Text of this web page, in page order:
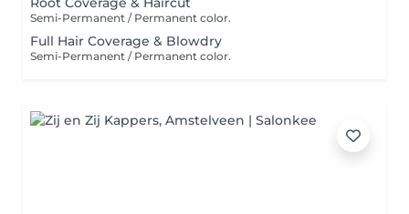
Semi-Permanent / Permanent color.
Full Hair Coverage & Blowdry
Semi-Permanent / Permanent color.